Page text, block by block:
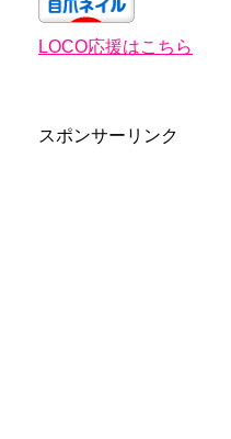
LOCO応援はこちら
スポンサーリンク